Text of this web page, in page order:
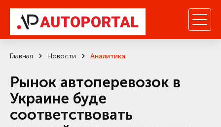
Главная Новости Аналитика
Рынок автоперевозок в
Украине буде
соответствовать